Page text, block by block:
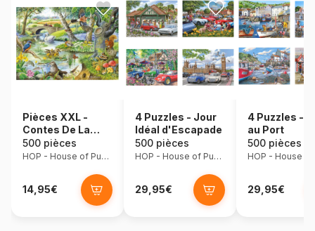
Pièces XXL -
Contes De La
Rivière
500 pièces
HOP - House of Puzzles
14,95€
4 Puzzles - Jour
Idéal d'Escapade
500 pièces
HOP - House of Puzzles
29,95€
4 Puzzles -
au Port
500 pièces
29,95€